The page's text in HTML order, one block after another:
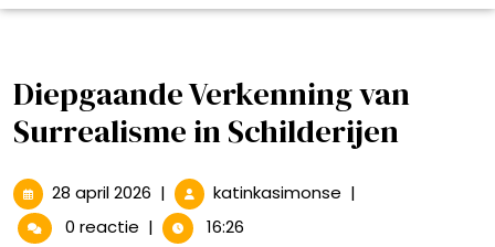
Diepgaande Verkenning van
Surrealisme in Schilderijen
28 april 2026 28
april
2026
| katinkasimonse Diepgaande
|
0 reactie | 16:26